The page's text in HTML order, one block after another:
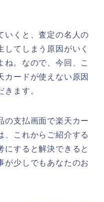
いくと、査定の名人の
てしまう原因がいく
ね。なので、今回、こ
カードが使えない原因
きます。
の支払画面で楽天カー
、これからご紹介する
にすると解決できると
が少しでもあなたのお